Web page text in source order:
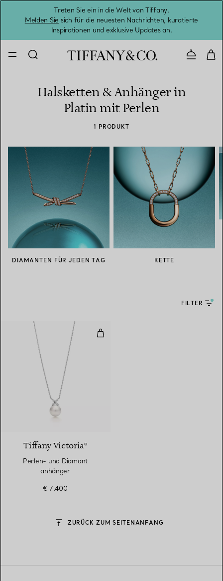
Treten Sie ein in die Welt von Tiffany.
Melden Sie sich für die neuesten Nachrichten, kuratierte
Inspirationen und exklusive Updates an.
Halsketten & Anhänger in
Platin mit Perlen
1 PRODUKT
DIAMANTEN FÜR JEDEN TAG KETTE
FILTER
Perlen- und Diamant anhänger
Tiffany Victoria®
Perlen- und Diamant
anhänger
€ 7.400
ZURÜCK ZUM SEITENANFANG